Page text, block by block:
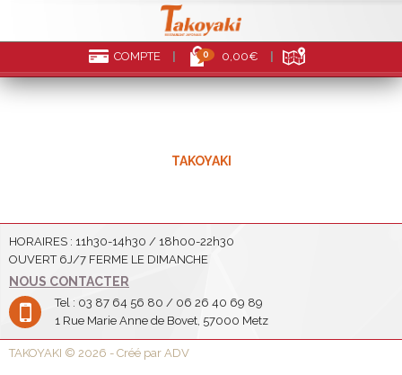
COMPTE 0 0,00€
TAKOYAKI
HORAIRES : 11h30-14h30 / 18h00-22h30
OUVERT 6J/7 FERME LE DIMANCHE
NOUS CONTACTER
Tel : 03 87 64 56 80 / 06 26 40 69 89
1 Rue Marie Anne de Bovet, 57000 Metz
TAKOYAKI © 2026 - Créé par ADV